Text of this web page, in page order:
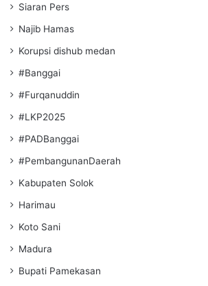
Siaran Pers
Najib Hamas
Korupsi dishub medan
#Banggai
#Furqanuddin
#LKP2025
#PADBanggai
#PembangunanDaerah
Kabupaten Solok
Harimau
Koto Sani
Madura
Bupati Pamekasan